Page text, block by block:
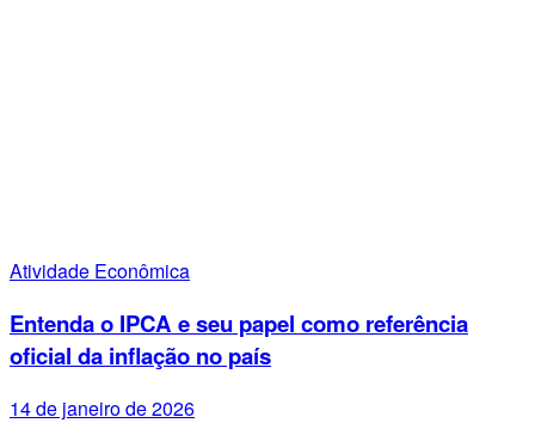
Atividade Econômica
Entenda o IPCA e seu papel como referência
oficial da inflação no país
14 de janeiro de 2026